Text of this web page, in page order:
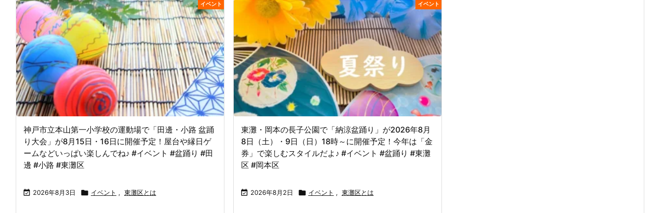
イベント
神戸市立本山第一小学校の運動場で「田邊・小路 盆踊
り大会」が8月15日・16日に開催予定！屋台や縁日ゲ
ームなどいっぱい楽しんでね♪ #イベント #盆踊り #田
邊 #小路 #東灘区
 2026年8月3日  イベント , 東灘区とは
イベント
東灘・岡本の長子公園で「納涼盆踊り」が2026年8月
8日（土）・9日（日）18時～に開催予定！今年は「金
券」で楽しむスタイルだよ♪ #イベント #盆踊り #東灘
区 #岡本区
 2026年8月2日  イベント , 東灘区とは